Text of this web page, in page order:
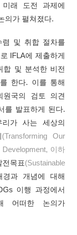
래 도전 과제에
의가 펼쳐졌다.
렴 및 취합 절차를
IFLA에 제출하게
합 및 분석한 비전
한다. 이를 통해
국의 검토 의견
를 발표하게 된다.
리가 사는 세상의
(Transforming Our
이하
목표(Sustainable
과 개념에 대해
이행 과정에서
어떠한 논의가